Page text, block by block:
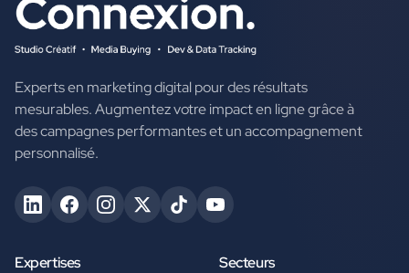
Experts en marketing digital pour des résultats
mesurables. Augmentez votre impact en ligne grâce à
des campagnes performantes et un accompagnement
personnalisé.
Expertises Secteurs